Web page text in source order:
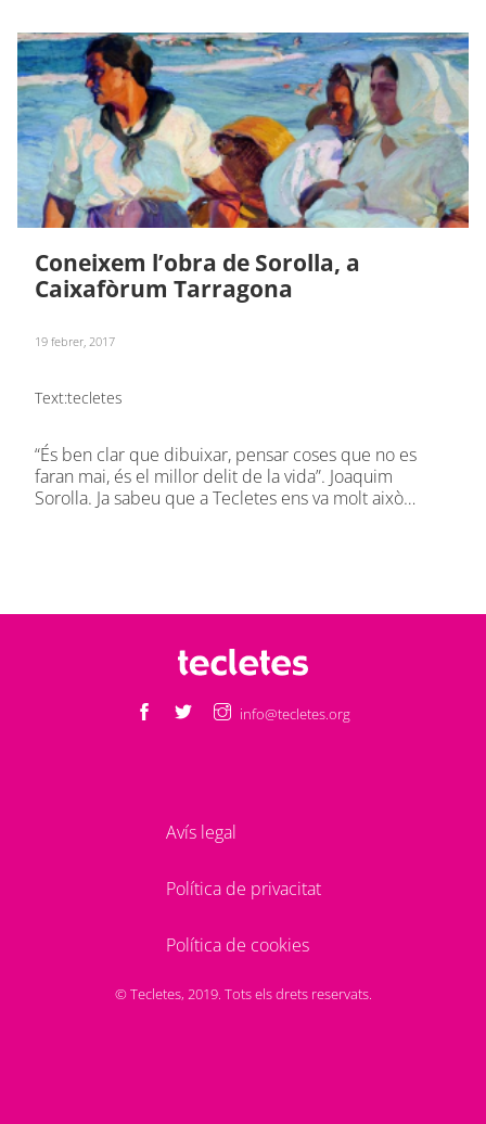
Coneixem l’obra de Sorolla, a
Caixafòrum Tarragona
19 febrer, 2017
Text:tecletes
“És ben clar que dibuixar, pensar coses que no es
faran mai, és el millor delit de la vida”. Joaquim
Sorolla. Ja sabeu que a Tecletes ens va molt això…
info@tecletes.org
Avís legal
Política de privacitat
Política de cookies
© Tecletes, 2019. Tots els drets reservats.